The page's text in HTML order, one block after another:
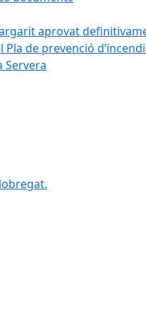
aprovat
de prevenció
Servera